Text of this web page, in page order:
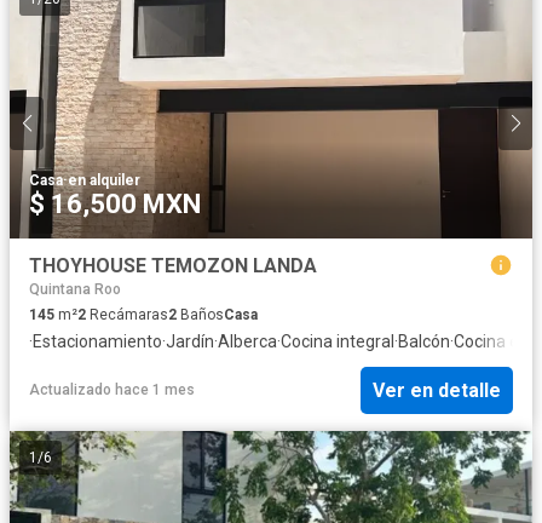
Casa·en alquiler
$ 16,500 MXN
THOYHOUSE TEMOZON LANDA
Quintana Roo
145 m²2 Recámaras2 BañosCasa
·Estacionamiento·Jardín·Alberca·Cocina integral·Balcón·Cocina
Actualizado hace 1 mes Ver en detalle
1/6